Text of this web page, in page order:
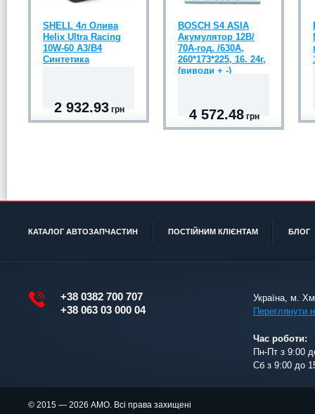
SHELL 4л Олива
Helix Ultra Racing
10W-60 A3/B4
Синтетика
2 932.93 грн
BOSCH S4 ASIA
Акумулятор 12В/
70А-год. /630А,
260*173*225, 16. 24г,
(виводи + -)
4 572.48 грн
КАТАЛОГ АВТОЗАПЧАСТИН ПОСТІЙНИМ КЛІЄНТАМ БЛОГ
+38 0382 700 707
+38 063 03 000 04
Україна, м.
Переглянути
Час роботи:
Пн-Пт з 9:00
Сб з 9:00 до
© 2015 — 2026 АМО. Всі права захищені